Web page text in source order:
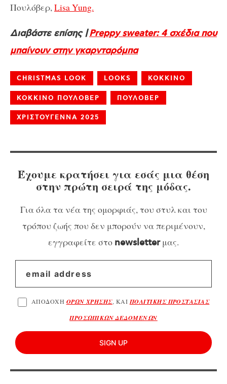
Πουλόβερ,Lisa Yung.
Διαβάστε επίσης |Preppy sweater: 4 σχέδια που
μπαίνουν στην γκαρνταρόμπα
CHRISTMAS LOOK LOOKS ΚΟΚΚΙΝΟ
ΚΟΚΚΙΝΟ ΠΟΥΛΟΒΕΡ ΠΟΥΛΟΒΕΡ
ΧΡΙΣΤΟΥΓΕΝΝΑ 2025
Έχουμε κρατήσει για εσάς μια θέση
στην πρώτη σειρά της μόδας.
Για όλα τα νέα της ομορφιάς, του στυλ και του
τρόπου ζωής που δεν μπορούν να περιμένουν,
εγγραφείτε στο newsletterμας.
ΑΠΟΔΟΧΗ ΟΡΩΝ ΧΡΗΣΗΣ, ΚΑΙΠΟΛΙΤΙΚΗΣ ΠΡΟΣΤΑΣΙΑΣ
ΠΡΟΣΩΠΙΚΩΝ ΔΕΔΟΜΕΝΩΝ
SIGN UP